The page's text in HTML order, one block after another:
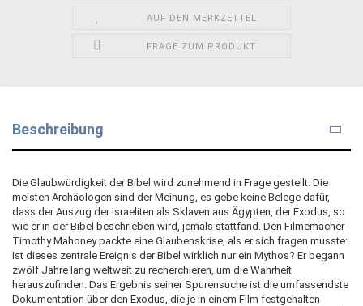
AUF DEN MERKZETTEL
FRAGE ZUM PRODUKT
Beschreibung
Die Glaubwürdigkeit der Bibel wird zunehmend in Frage gestellt. Die
meisten Archäologen sind der Meinung, es gebe keine Belege dafür,
dass der Auszug der Israeliten als Sklaven aus Ägypten, der Exodus, so
wie er in der Bibel beschrieben wird, jemals stattfand. Den Filmemacher
Timothy Mahoney packte eine Glaubenskrise, als er sich fragen musste:
Ist dieses zentrale Ereignis der Bibel wirklich nur ein Mythos? Er begann
zwölf Jahre lang weltweit zu recherchieren, um die Wahrheit
herauszufinden. Das Ergebnis seiner Spurensuche ist die umfassendste
Dokumentation über den Exodus, die je in einem Film festgehalten